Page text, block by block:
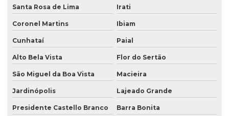
Santa Rosa de Lima Irati
Coronel Martins Ibiam
Cunhataí Paial
Alto Bela Vista Flor do Sertão
São Miguel da Boa Vista Macieira
Jardinópolis Lajeado Grande
Presidente Castello Branco Barra Bonita